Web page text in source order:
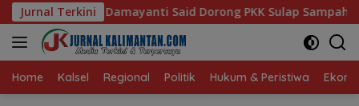
Langsung
ke
konten
Jurnal Terkini
Dorong PKK Sulap Sampah Jadi Sumber Penghasilan
Home Kalsel Regional Politik Hukum & Peristiwa